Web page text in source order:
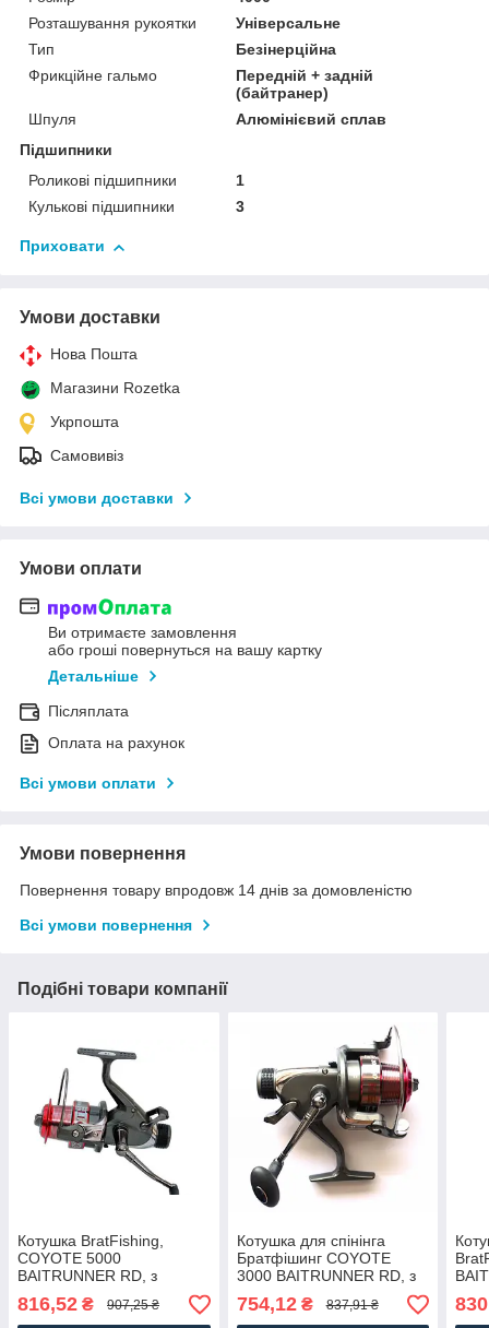
Розташування рукоятки
Універсальне
Тип
Безінерційна
Фрикційне гальмо
Передній + задній
(байтранер)
Шпуля
Алюмінієвий сплав
Підшипники
Роликові підшипники
1
Кулькові підшипники
3
Приховати
Умови доставки
Нова Пошта
Магазини Rozetka
Укрпошта
Самовивіз
Всі умови доставки
Умови оплати
Ви отримаєте замовлення
або гроші повернуться на вашу картку
Детальніше
Післяплата
Оплата на рахунок
Всі умови оплати
Умови повернення
Повернення товару впродовж 14 днів за домовленістю
Всі умови повернення
Подібні товари компанії
Котушка BratFishing,
COYOTE 5000
BAITRUNNER RD, з
бейтраннером 6+1
підшипників
816,52 ₴ 907,25 ₴
Котушка для спінінга
Братфішинг COYOTE
3000 BAITRUNNER RD, з
бейтраннером 3+1
підшипників
754,12₴ 837,91 ₴